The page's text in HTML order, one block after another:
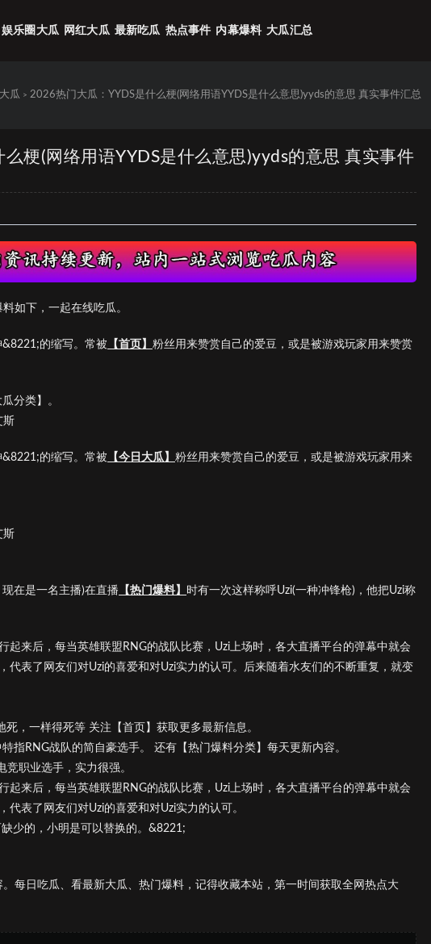
娱乐圈大瓜 网红大瓜 最新吃瓜 热点事件 内幕爆料 大瓜汇总
瓜 > 2026热门大瓜：YYDS是什么梗(网络用语YYDS是什么意思)yyds的意思 真实事件汇总
梗(网络用语YYDS是什么意思)yyds的意思 真实事件
如下，一起在线吃瓜。
的缩写。常被 【首页】 粉丝用来赞赏自己的爱豆，或是被游戏玩家用来赞赏
分类】。
斯
的缩写。常被 【今日大瓜】 粉丝用来赞赏自己的爱豆，或是被游戏玩家用来
斯
在是一名主播)在直播 【热门爆料】 时有一次这样称呼Uzi(一种冲锋枪)，他把Uzi称
起来后，每当英雄联盟RNG的战队比赛，Uzi上场时，各大直播平台的弹幕中就会
代表了网友们对Uzi的喜爱和对Uzi实力的认可。后来随着水友们的不断重复，就变
，一样得死等 关注【首页】获取更多最新信息。
指RNG战队的简自豪选手。 还有【热门爆料分类】每天更新内容。
职业选手，实力很强。
起来后，每当英雄联盟RNG的战队比赛，Uzi上场时，各大直播平台的弹幕中就会
表了网友们对Uzi的喜爱和对Uzi实力的认可。
少的，小明是可以替换的。&8221;
每日吃瓜、看最新大瓜、热门爆料，记得收藏本站，第一时间获取全网热点大